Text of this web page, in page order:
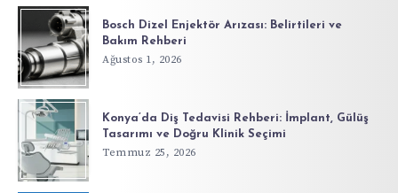
Bosch Dizel Enjektör Arızası: Belirtileri ve
Bakım Rehberi
Ağustos 1, 2026
Konya’da Diş Tedavisi Rehberi: İmplant, Gülüş
Tasarımı ve Doğru Klinik Seçimi
Temmuz 25, 2026